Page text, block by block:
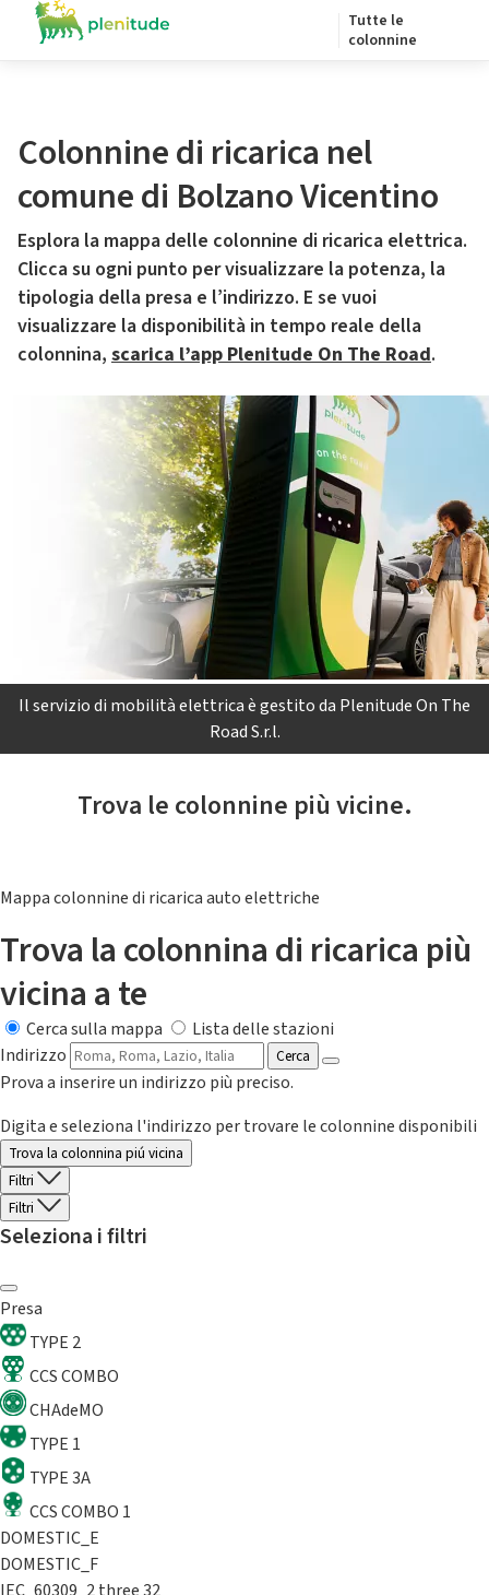
Tutte le
colonnine
Colonnine di ricarica nel
comune di Bolzano Vicentino
Esplora la mappa delle colonnine di ricarica elettrica.
Clicca su ogni punto per visualizzare la potenza, la
tipologia della presa e l’indirizzo. E se vuoi
visualizzare la disponibilità in tempo reale della
colonnina, scarica l’app Plenitude On The Road.
Il servizio di mobilità elettrica è gestito da Plenitude On The
Road S.r.l.
Trova le colonnine più vicine.
Mappa colonnine di ricarica auto elettriche
Trova la colonnina di ricarica più
vicina a te
Cerca sulla mappa
Lista delle stazioni
Indirizzo
Cerca
Prova a inserire un indirizzo più preciso.
Digita e seleziona l'indirizzo per trovare le colonnine disponibili
Trova la colonnina piú vicina
Filtri
Filtri
Seleziona i filtri
Presa
TYPE 2
CCS COMBO
CHAdeMO
TYPE 1
TYPE 3A
CCS COMBO 1
DOMESTIC_E
DOMESTIC_F